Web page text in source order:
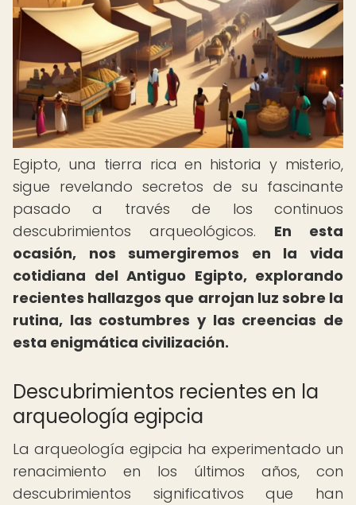
Egipto, una tierra rica en historia y misterio,
sigue revelando secretos de su fascinante
pasado a través de los continuos
descubrimientos arqueológicos. En esta
ocasión, nos sumergiremos en la vida
cotidiana del Antiguo Egipto, explorando
recientes hallazgos que arrojan luz sobre la
rutina, las costumbres y las creencias de
esta enigmática civilización.
Descubrimientos recientes en la
arqueología egipcia
La arqueología egipcia ha experimentado un
renacimiento en los últimos años, con
descubrimientos significativos que han